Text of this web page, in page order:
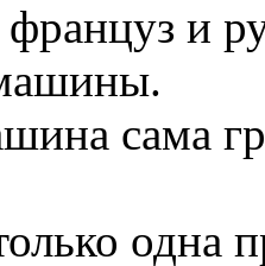
и
сама
одна